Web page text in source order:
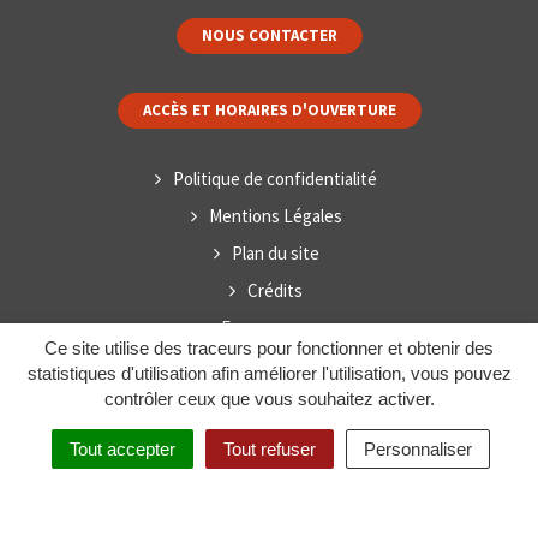
Ce site utilise des traceurs pour fonctionner et obtenir des
statistiques d'utilisation afin améliorer l'utilisation, vous pouvez
contrôler ceux que vous souhaitez activer.
Tout accepter Tout refuser Personnaliser
NOUS CONTACTER
ACCÈS ET HORAIRES D'OUVERTURE
Politique de confidentialité
Mentions Légales
Plan du site
Crédits
Espace presse